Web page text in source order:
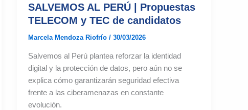
SALVEMOS AL PERÚ | Propuestas
TELECOM y TEC de candidatos
Marcela Mendoza Riofrío/30/03/2026
Salvemos al Perú plantea reforzar la identidad
digital y la protección de datos, pero aún no se
explica cómo garantizarán seguridad efectiva
frente a las ciberamenazas en constante
evolución.